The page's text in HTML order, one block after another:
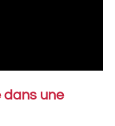
dans une